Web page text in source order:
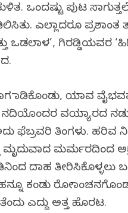
ಒಂದಷ್ಟು ಪುಟ
ಎಲ್ಲಾದರೂ
ಒಡಲಾಳ’, ಗಿರಡ್ಡಿಯವರ
ಮಾಡಿಕೊಂಡು, ಯಾವ
ನದಿಯೊಂದರ ವಯ್ಯಾರದ
ಫೆಬ್ರವರಿ ತಿಂಗಳು. ಹರಿವ
ಮರ್ಮರದಿಂದ
ದಾಹ ತೀರಿಸಿಕೊಳ್ಳಲು
ಕಂಡು
ಎದ್ದು ಅತ್ತ ಹೊರಟ.